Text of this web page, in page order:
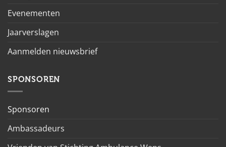
Evenementen
Jaarverslagen
Aanmelden nieuwsbrief
SPONSOREN
Sponsoren
Ambassadeurs